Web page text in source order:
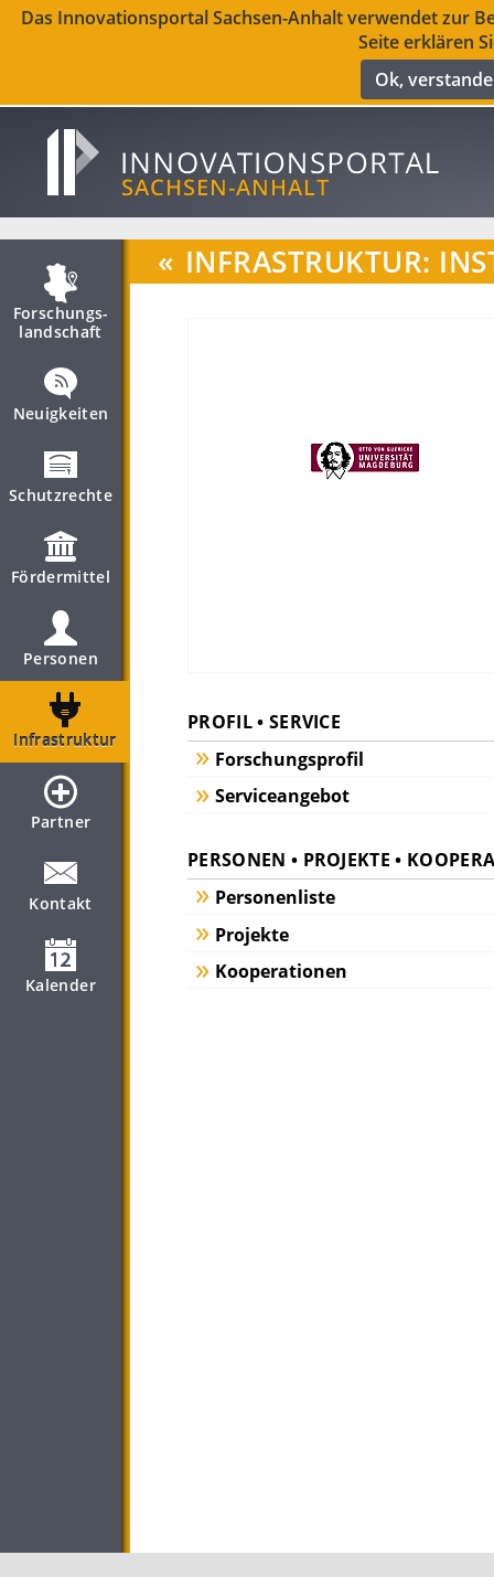
Das Innovationsportal Sachsen-Anhalt verwendet zur
Seite erklären
Ok,
Forschungs­
landschaft
Neuigkeiten
Schutzrechte
Fördermittel
Personen
Infrastruktur
Partner
Kontakt
Kalender
« INFRASTRUKTUR:
PROFIL • SERVICE
Forschungsprofil
Serviceangebot
PERSONEN • PROJEKTE •
Personenliste
Projekte
Kooperationen